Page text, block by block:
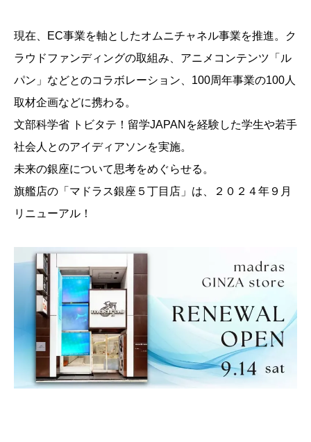
現在、EC事業を軸としたオムニチャネル事業を推進。ク
ラウドファンディングの取組み、アニメコンテンツ「ル
パン」などとのコラボレーション、100周年事業の100人
取材企画などに携わる。
文部科学省 トビタテ！留学JAPANを経験した学生や若手
社会人とのアイディアソンを実施。
未来の銀座について思考をめぐらせる。
旗艦店の「マドラス銀座５丁目店」は、２０２４年９月
リニューアル！